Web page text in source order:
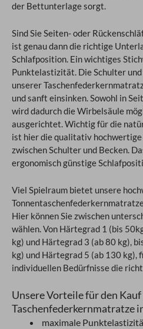
der Bettunterlage sorgt.
Sind Sie Seiten- oder
ist genau dann die richtige
Schlafposition. Ein wichtiges
Punktelastizität. Die Schulter und
unserer
und sanft einsinken. Sowohl in
wird dadurch die Wirbelsäule
ausgerichtet. Wichtig für die
ist hier die qualitativ
zwischen Schulter und Becken.
ergonomisch günstige
Viel Spielraum bietet unsere
Hier können Sie zwischen
wählen. Von Härtegrad 1 (bis
kg) und Härtegrad 3 (ab 80 kg),
kg) und Härtegrad 5 (ab 130 kg),
individuellen Bedürfnisse die
Unsere Vorteile für den
Taschenfederkernmatratze
maximale